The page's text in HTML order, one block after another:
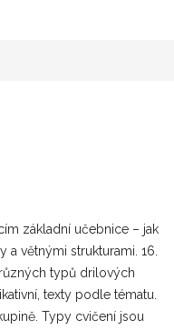
základní učebnice – jak
větnými strukturami. 16.
typů drilových
texty podle tématu.
Typy cvičení jsou